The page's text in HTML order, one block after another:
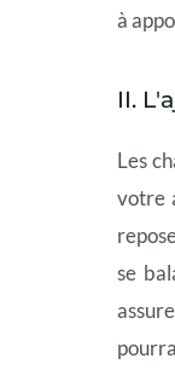
à
II.
Les
votre
se